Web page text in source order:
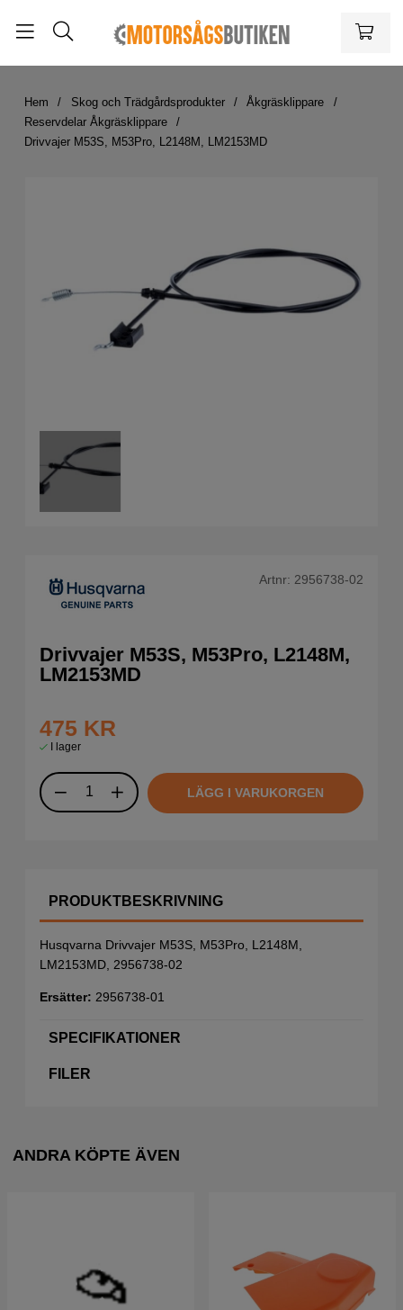
Hem Skog och Trädgårdsprodukter
Åkgräsklippare
Reservdelar Åkgräsklippare
Drivvajer M53S, M53Pro, L2148M, LM2153MD
Artnr: 2956738-02
Drivvajer M53S, M53Pro, L2148M,
LM2153MD
475 KR
I lager
LÄGG I VARUKORGEN
PRODUKTBESKRIVNING
Husqvarna Drivvajer M53S, M53Pro, L2148M,
LM2153MD, 2956738-02
Ersätter: 2956738-01
SPECIFIKATIONER
FILER
ANDRA KÖPTE ÄVEN